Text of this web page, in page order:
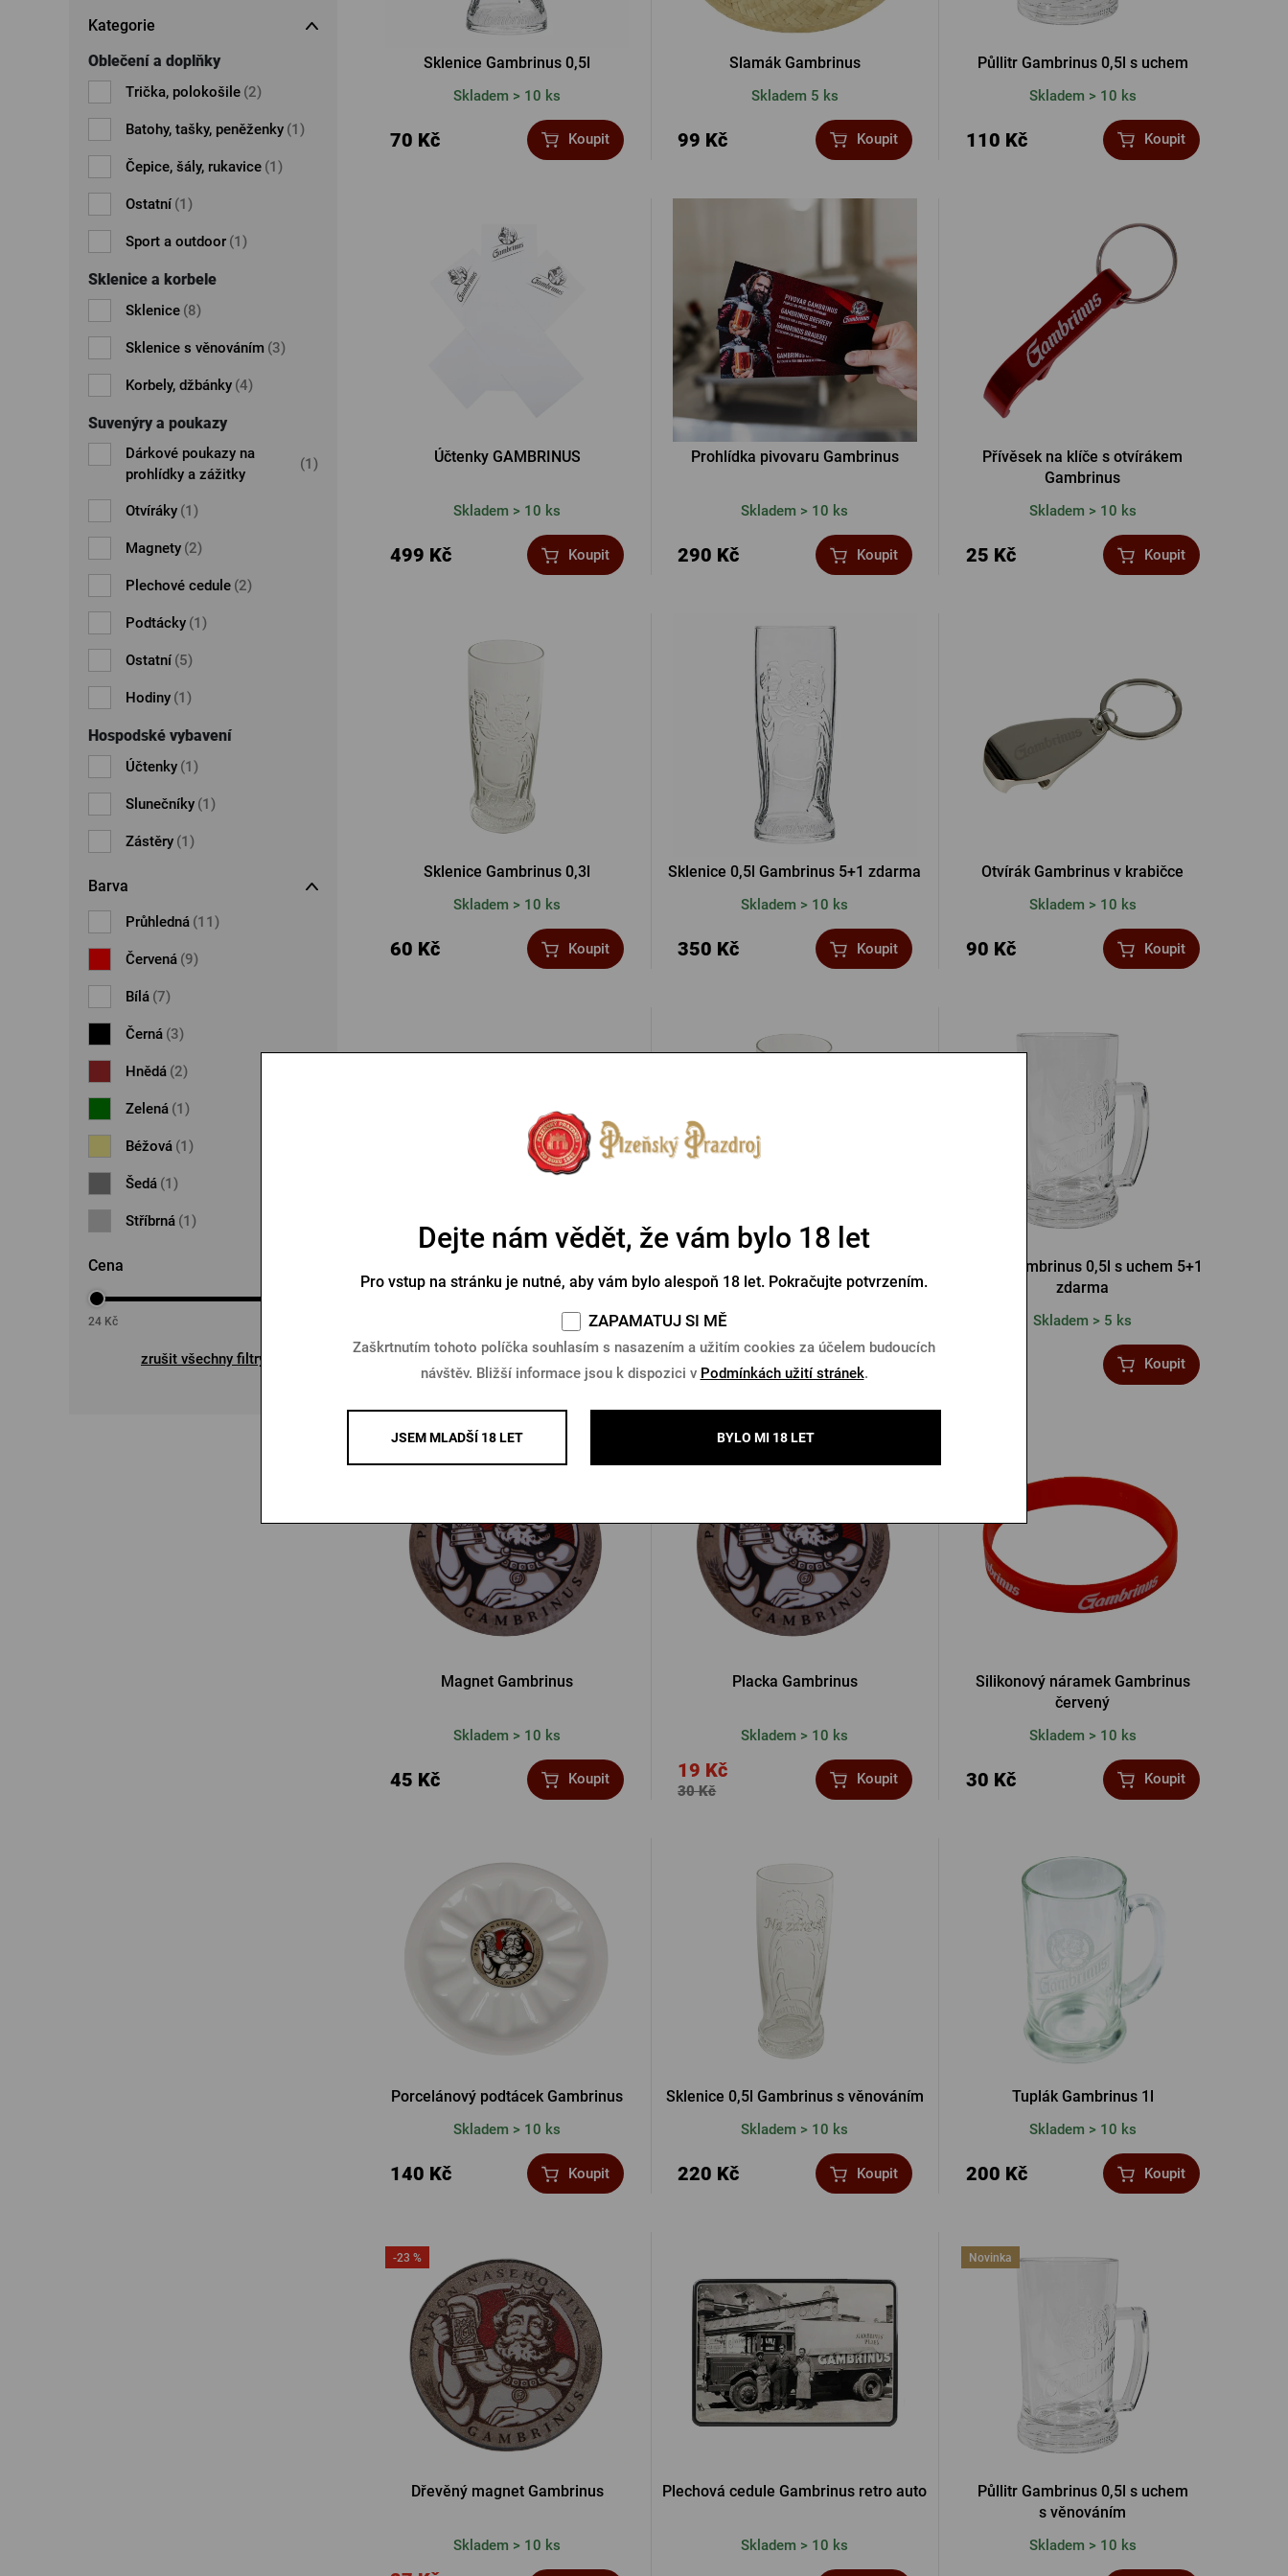
Kategorie
Oblečení a doplňky
Trička, polokošile (2)
Batohy, tašky, peněženky (1)
Čepice, šály, rukavice (1)
Ostatní (1)
Sport a outdoor (1)
Sklenice a korbele
Sklenice (8)
Sklenice s věnováním (3)
Korbely, džbánky (4)
Suvenýry a poukazy
Dárkové poukazy na
prohlídky a zážitky
(1)
Otvíráky (1)
Magnety (2)
Plechové cedule (2)
Podtácky (1)
Ostatní (5)
Hodiny (1)
Hospodské vybavení
Účtenky (1)
Slunečníky (1)
Zástěry (1)
Barva
Průhledná (11)
Červená (9)
Bílá (7)
Černá (3)
Hnědá (2)
Zelená (1)
Béžová (1)
Šedá (1)
Stříbrná (1)
Cena
24 Kč
zrušit všechny filtry
Sklenice Gambrinus 0,5l
Skladem > 10 ks
70 Kč Koupit
Slamák Gambrinus
Skladem 5 ks
99 Kč Koupit
Půllitr Gambrinus 0,5l s uchem
Skladem > 10 ks
110 Kč Koupit
Účtenky GAMBRINUS
Skladem > 10 ks
499 Kč Koupit
Prohlídka pivovaru Gambrinus
Skladem > 10 ks
290 Kč Koupit
Přívěsek na klíče s otvírákem
Gambrinus
Skladem > 10 ks
25 Kč Koupit
Sklenice Gambrinus 0,3l
Skladem > 10 ks
60 Kč Koupit
Sklenice 0,5l Gambrinus 5+1 zdarma
Skladem > 10 ks
350 Kč Koupit
Otvírák Gambrinus v krabičce
Skladem > 10 ks
90 Kč Koupit
175 Kč Koupit 300 Kč Koupit
Půllitr Gambrinus 0,5l s uchem 5+1
zdarma
Skladem > 5 ks
Koupit
Magnet Gambrinus
Skladem > 10 ks
45 Kč Koupit
Placka Gambrinus
Skladem > 10 ks
30 Kč
19 Kč Koupit
Silikonový náramek Gambrinus
červený
Skladem > 10 ks
30 Kč Koupit
Porcelánový podtácek Gambrinus
Skladem > 10 ks
140 Kč Koupit
Sklenice 0,5l Gambrinus s věnováním
Skladem > 10 ks
220 Kč Koupit
Tuplák Gambrinus 1l
Skladem > 10 ks
200 Kč Koupit
-23 %
Dřevěný magnet Gambrinus
Skladem > 10 ks
Plechová cedule Gambrinus retro auto
Skladem > 10 ks
Novinka
Půllitr Gambrinus 0,5l s uchem
s věnováním
Skladem > 10 ks
Dejte nám vědět, že vám bylo 18 let
Pro vstup na stránku je nutné, aby vám bylo alespoň 18 let. Pokračujte potvrzením.
ZAPAMATUJ SI MĚ
Zaškrtnutím tohoto políčka souhlasím s nasazením a užitím cookies za účelem budoucích
návštěv. Bližší informace jsou k dispozici v Podmínkách užití stránek.
JSEM MLADŠÍ 18 LET BYLO MI 18 LET